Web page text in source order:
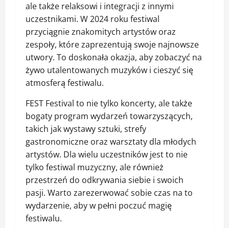
ale także relaksowi i integracji z innymi
uczestnikami. W 2024 roku festiwal
przyciągnie znakomitych artystów oraz
zespoły, które zaprezentują swoje najnowsze
utwory. To doskonała okazja, aby zobaczyć na
żywo utalentowanych muzyków i cieszyć się
atmosferą festiwalu.
FEST Festival to nie tylko koncerty, ale także
bogaty program wydarzeń towarzyszących,
takich jak wystawy sztuki, strefy
gastronomiczne oraz warsztaty dla młodych
artystów. Dla wielu uczestników jest to nie
tylko festiwal muzyczny, ale również
przestrzeń do odkrywania siebie i swoich
pasji. Warto zarezerwować sobie czas na to
wydarzenie, aby w pełni poczuć magię
festiwalu.